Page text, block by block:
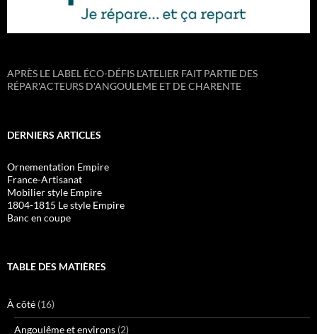
APRÈS LE LABEL ÉCO-DÉFIS L'ATELIER FAIT PARTIE DES
RÉPAR'ACTEURS D'ANGOULEME ET DE CHARENTE
DERNIERS ARTICLES
Ornementation Empire
France-Artisanat
Mobilier style Empire
1804-1815 Le style Empire
Banc en coupe
TABLE DES MATIÈRES
À côté (16)
Angoulême et environs (2)